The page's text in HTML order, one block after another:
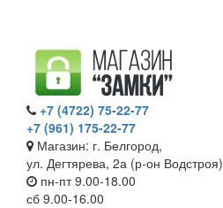
+7 (4722) 75-22-77
+7 (961) 175-22-77
Магазин: г. Белгород,
ул. Дегтярева, 2а (р-он Водстроя)
пн-пт 9.00-18.00
сб 9.00-16.00